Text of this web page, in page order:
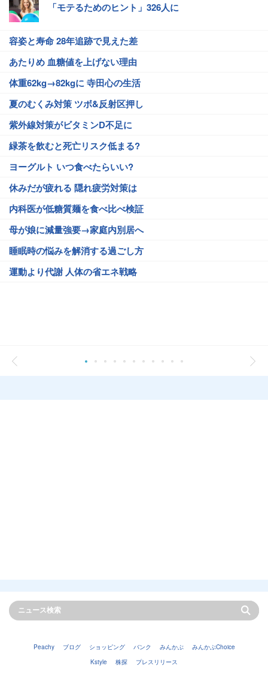
「モテるためのヒント」326人に
容姿と寿命 28年追跡で見えた差
あたりめ 血糖値を上げない理由
体重62kg→82kgに 寺田心の生活
夏のむくみ対策 ツボ&反射区押し
紫外線対策がビタミンD不足に
緑茶を飲むと死亡リスク低まる?
ヨーグルト いつ食べたらいい?
休みだが疲れる 隠れ疲労対策は
内科医が低糖質麺を食べ比べ検証
母が娘に減量強要→家庭内別居へ
睡眠時の悩みを解消する過ごし方
運動より代謝 人体の省エネ戦略
Peachy ブログ ショッピング バンク みんかぶ
みんかぶChoice
Kstyle
株探 プレスリリース